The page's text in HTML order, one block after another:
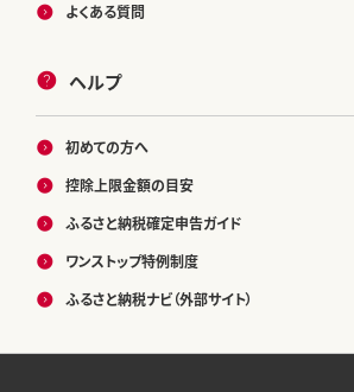
よくある質問
ヘルプ
初めての方へ
控除上限金額の目安
ふるさと納税確定申告ガイド
ワンストップ特例制度
ふるさと納税ナビ（外部サイト）